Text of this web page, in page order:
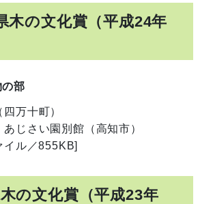
木の文化賞（平成24年
部
万十町）
じさい園別館（高知市）
イル／855KB]
の文化賞（平成23年